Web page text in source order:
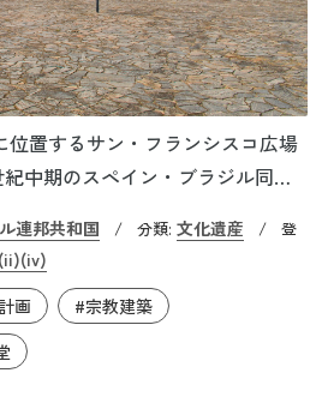
位置するサン・フランシスコ広場
紀中期のスペイン・ブラジル同君
よび建築様式が融合したモデル
認められています。広場を囲む
の歴史的建造物群は、当時の政
地として栄えた姿を今に伝えて
連邦共和国 / 分類: 文化遺産 /
登
(ii)(iv)
画
#宗教建築